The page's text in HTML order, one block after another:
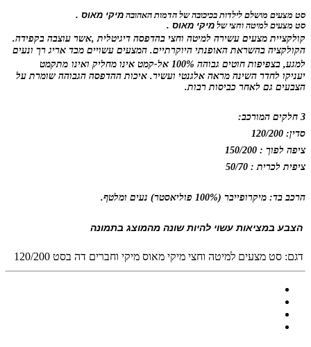
סט מצעים מושלם לילדות בכיכובה של הדמות האהובה מיקי מאוס .
סט מצעים למיטה וחצי של מיקי מאוס .
קולקציית מצעים עשירה למיטה וחצי בהדפסה דיגיטלית,אשר עוצבה בקפידה.
הקולקציה בהשראת האופנתי היוקרתיים. המצעים עשויים מבד אריג רך ונעים
למגע, בצפיפות חוטים גבוהה 100% אל-קמט אינו
מחליק ואינו מתקמט
יעניקו לחדר השינה מראה אלגנטי ועשיר. איכות ההדפסה הגבוהה שומרת על
הצבעים גם לאחר כביסות רבות.
3 חלקים המורכב:
סדין: 120/200
ציפה לפוך : 150/200
ציפית לכרית : 50/70
הרכב בד: מיקרופייבר (100% פוליאסטר) נעים ומלטף.
הצבע במציאות עשוי להיות שונה מהמוצג בתמונה
דגם: סט מצעים למיטה וחצי מיקי מאוס מיקי וחברים דה בסט 120/200